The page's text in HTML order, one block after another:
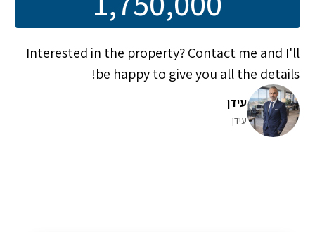
Interested in the property? Contact me and I'll
be happy to give you all the details!
עידן
עידן